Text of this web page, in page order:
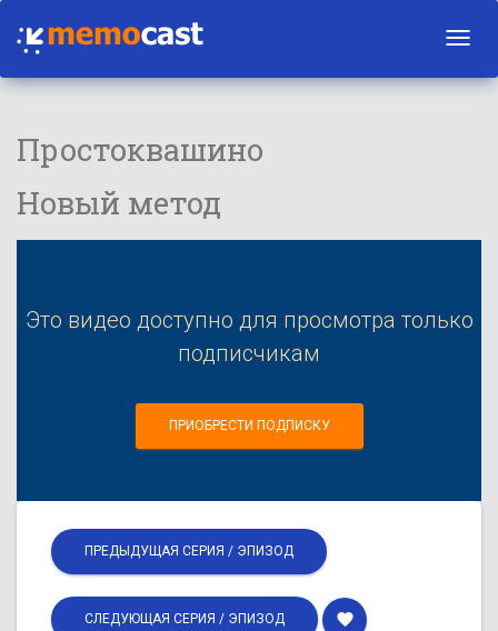
Простоквашино
Новый метод
Это видео доступно для просмотра только
подписчикам
ПРИОБРЕСТИ ПОДПИСКУ
ПРЕДЫДУЩАЯ СЕРИЯ / ЭПИЗОД
СЛЕДУЮЩАЯ СЕРИЯ / ЭПИЗОД favorite